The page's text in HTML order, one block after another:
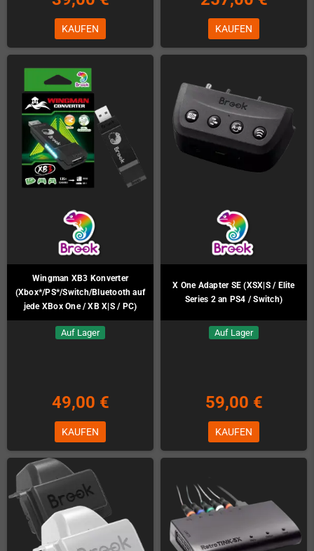
KAUFEN KAUFEN
Wingman XB3 Konverter
(Xbox*/PS*/Switch/Bluetooth auf
jede XBox One / XB X|S / PC)
Auf Lager
49,00 €
KAUFEN
X One Adapter SE (XSX|S / Elite
Series 2 an PS4 / Switch)
Auf Lager
59,00 €
KAUFEN